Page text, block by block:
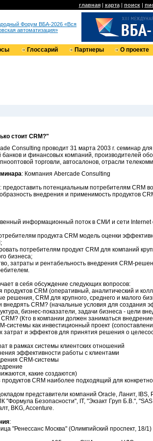
главная| карта| поиск|
Форум ВБА-2026 «Вся
автоматизация»
Глоссарий Партнеры О проекте
стоит CRM?"
Consulting проводит 31 марта 2003 г. семинар для
банков и финансовых компаний, производителей
торговли, автосалонов, отрасли
: Компания Abercade Consulting
: предоставить потенциальным потребителям CRM
внедрения и применимость продуктов
информационный поток в СМИ и сети Internet
продукта CRM модель оценки
потребителям продукт CRM для компаний
бизнеса;
затраты и рентабельность внедрения CRM-
в себя обсуждение следующих вопросов:
продуктов CRM (оперативный, аналитический и
решения, CRM для крупного, среднего и малого
внедрять CRM? (начальные условия для создания
бизнес-показатели, задачи бизнеса - цели
(Кто в компании должен заниматься
системы как инвестиционный проект
затрат и эффектов для принятия решения о
в рамках системы клиентских отношений
эффективности работы с клиентами
CRM-системы
какие создаются)
продуктов CRM наиболее подходящий для
представители компаний Oracle, Ланит,
"Формула Безопасности", IT, "Экзакт Груп Б.В.",
BKG, Accenture.
:
"Ренессанс Москва" (Олимпийский проспект, 18/1)